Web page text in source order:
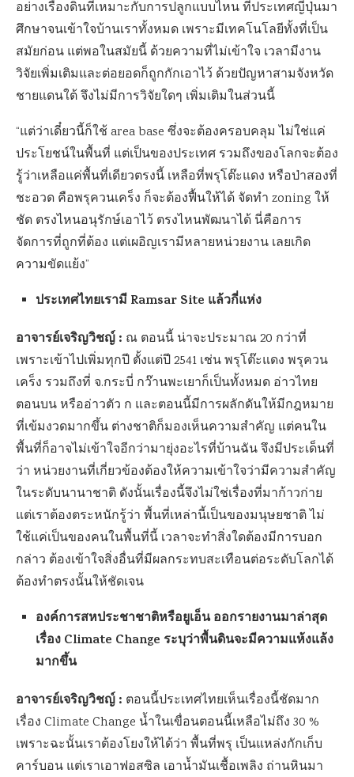
อย่างเรื่องดินที่เหมาะกับการปลูกแบบไหน ที่ประเทศญี่ปุ่นมา
ศึกษาจนเข้าใจบ้านเราทั้งหมด เพราะมีเทคโนโลยีทั้งที่เป็น
สมัยก่อน แต่พอในสมัยนี้ ด้วยความที่ไม่เข้าใจ เวลามีงาน
วิจัยเพิ่มเติมและต่อยอดก็ถูกกักเอาไว้ ด้วยปัญหาสามจังหวัด
ชายแดนใต้ จึงไม่มีการวิจัยใดๆ เพิ่มเติมในส่วนนี้
“แต่ว่าเดี๋ยวนี้ก็ใช้ area base ซึ่งจะต้องครอบคลุม ไม่ใช่แค่
ประโยชน์ในพื้นที่ แต่เป็นของประเทศ รวมถึงของโลกจะต้อง
รู้ว่าเหลือแค่พื้นที่เดียวตรงนี้ เหลือที่พรุโต๊ะแดง หรือป่าสองที่
ชะอวด คือพรุควนเคร็ง ก็จะต้องฟื้นให้ได้ จัดทำ zoning ให้
ชัด ตรงไหนอนุรักษ์เอาไว้ ตรงไหนพัฒนาได้ นี่คือการ
จัดการที่ถูกที่ต้อง แต่เผอิญเรามีหลายหน่วยงาน เลยเกิด
ความขัดแย้ง”
ประเทศไทยเรามี Ramsar Site แล้วกี่แห่ง
อาจารย์เจริญวิชญ์: ณ ตอนนี้ น่าจะประมาณ 20 กว่าที่
เพราะเข้าไปเพิ่มทุกปี ตั้งแต่ปี 2541 เช่น พรุโต๊ะแดง พรุควน
เคร็ง รวมถึงที่ จ.กระบี่ กว๊านพะเยาก็เป็นทั้งหมด อ่าวไทย
ตอนบน หรืออ่าวตัว ก และตอนนี้มีการผลักดันให้มีกฎหมาย
ที่เข้มงวดมากขึ้น ต่างชาติก็มองเห็นความสำคัญ แต่คนใน
พื้นที่ก็อาจไม่เข้าใจอีกว่ามายุ่งอะไรที่บ้านฉัน จึงมีประเด็นที่
ว่า หน่วยงานที่เกี่ยวข้องต้องให้ความเข้าใจว่ามีความสำคัญ
ในระดับนานาชาติ ดังนั้นเรื่องนี้จึงไม่ใช่เรื่องที่มาก้าวก่าย
แต่เราต้องตระหนักรู้ว่า พื้นที่เหล่านี้เป็นของมนุษยชาติ ไม่
ใช้แค่เป็นของคนในพื้นที่นี้ เวลาจะทำสิ่งใดต้องมีการบอก
กล่าว ต้องเข้าใจสิ่งอื่นที่มีผลกระทบสะเทือนต่อระดับโลกได้
ต้องทำตรงนั้นให้ชัดเจน
องค์การสหประชาชาติหรือยูเอ็น ออกรายงานมาล่าสุด
เรื่อง Climate Change ระบุว่าพื้นดินจะมีความแห้งแล้ง
มากขึ้น
อาจารย์เจริญวิชญ์: ตอนนี้ประเทศไทยเห็นเรื่องนี้ชัดมาก
เรื่อง Climate Change น้ำในเขื่อนตอนนี้เหลือไม่ถึง 30 %
เพราะฉะนั้นเราต้องโยงให้ได้ว่า พื้นที่พรุ เป็นแหล่งกักเก็บ
คาร์บอน แต่เราเอาฟอสซิล เอาน้ำมันเชื้อเพลิง ถ่านหินมา